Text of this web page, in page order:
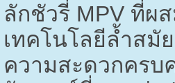
ลักชัวรี่ MPV ที่ผ
เทคโนโลยีล้ำสมั
ความสะดวกครบ